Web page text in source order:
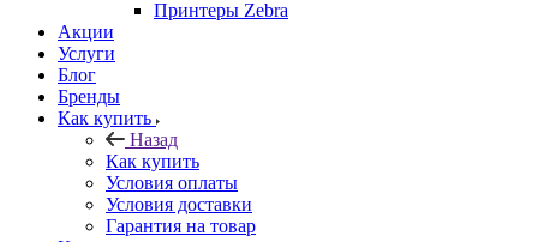
Принтеры Zebra
Акции
Услуги
Блог
Бренды
Как купить
Назад
Как купить
Условия оплаты
Условия доставки
Гарантия на товар